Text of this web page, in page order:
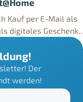
Kauf per E-Mail als
digitales Geschenk..
Der
werden!